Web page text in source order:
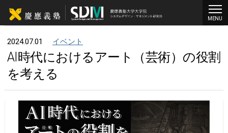
2024.07.01 イベント
AI時代におけるアート（芸術）の役割
を考える
MENU